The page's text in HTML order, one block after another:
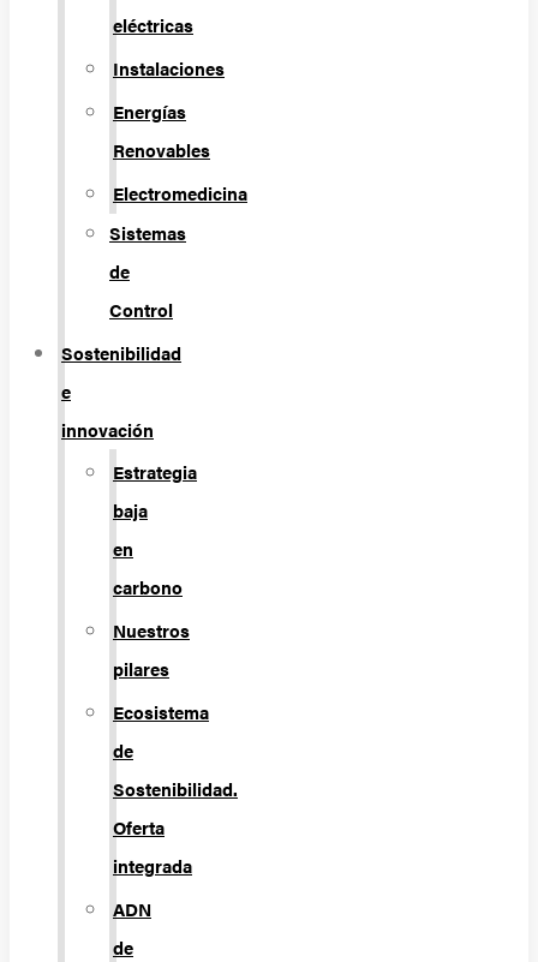
eléctricas
Instalaciones
Energías
Renovables
Electromedicina
Sistemas
de
Control
Sostenibilidad
e
innovación
Estrategia
baja
en
carbono
Nuestros
pilares
Ecosistema
de
Sostenibilidad.
Oferta
integrada
ADN
de